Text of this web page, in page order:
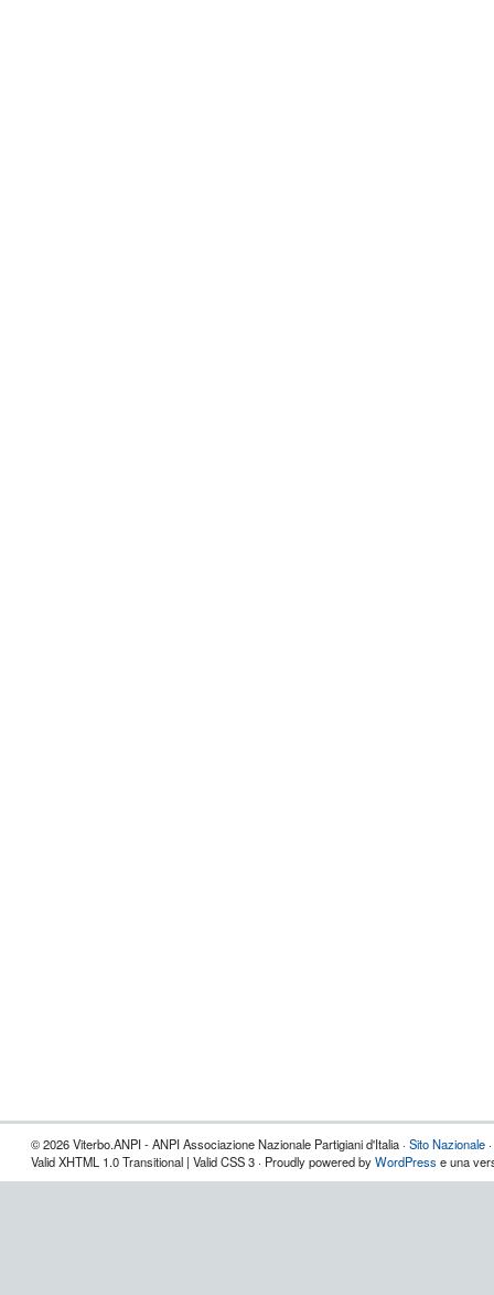
© 2026 Viterbo.ANPI - ANPI Associazione Nazionale Partigiani d'Italia · Sito Nazionale ·
Valid XHTML 1.0 Transitional | Valid CSS 3 · Proudly powered byWordPress e una